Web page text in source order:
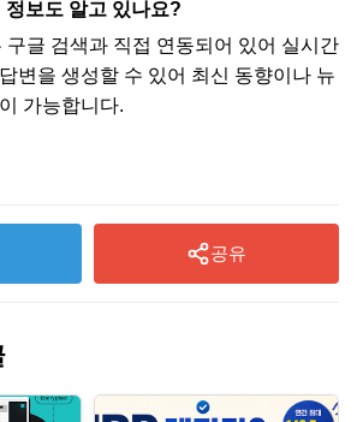
보도 알고 있나요?
구글 검색과 직접 연동되어 있어 실시간
변을 생성할 수 있어 최신 동향이나 뉴
가능합니다.
공유